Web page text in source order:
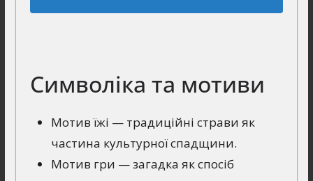
Символіка та мотиви
Мотив їжі — традиційні страви як
частина культурної спадщини.
Мотив гри — загадка як спосіб